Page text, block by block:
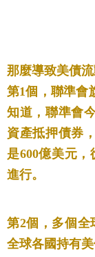
那麼導致美債
第1個，聯準會
知道，聯準會
資產抵押債券
是600億美元
進行。
第2個，多個全
全球各國持有